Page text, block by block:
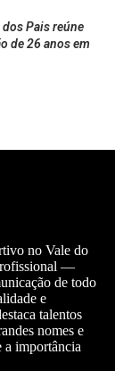
Pais reúne
de 26 anos em
no Vale do
—
de todo
e
talentos
nomes e
a importância